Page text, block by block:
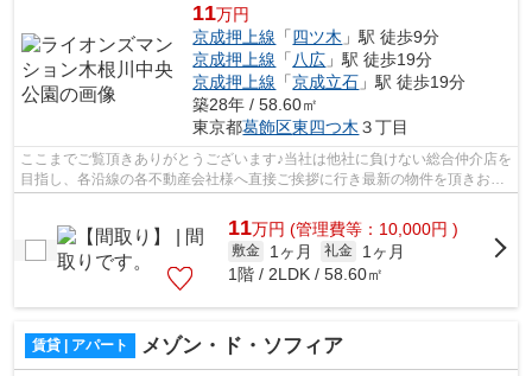
11万円
京成押上線 「四ツ木 」駅 徒歩9分
京成押上線 「八広 」駅 徒歩19分
京成押上線 「京成立石 」駅 徒歩19分
築28年 / 58.60㎡
東京都葛飾区東四つ木 ３丁目
ここまでご覧頂きありがとうございます♪当社は他社に負けない総合仲介店を
目指し、各沿線の各不動産会社様へ直接ご挨拶に行き最新の物件を頂きお客
11万円 (管理費等：10,000円 )
敷金 1ヶ月 礼金
1ヶ月
1階 / 2LDK / 58.60㎡
賃貸 | アパート メゾン・ド・ソフィア